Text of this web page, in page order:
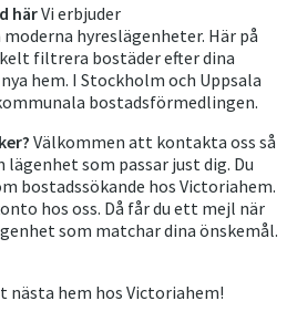
härVi erbjuder
hyreslägenheter. Här på
filtrera bostäder efter dina
hem. I Stockholm och Uppsala
bostadsförmedlingen.
Välkommen att kontakta oss så
som passar just dig. Du
bostadssökande hos Victoriahem.
hos oss. Då får du ett mejl när
som matchar dina önskemål.
hem hos Victoriahem!